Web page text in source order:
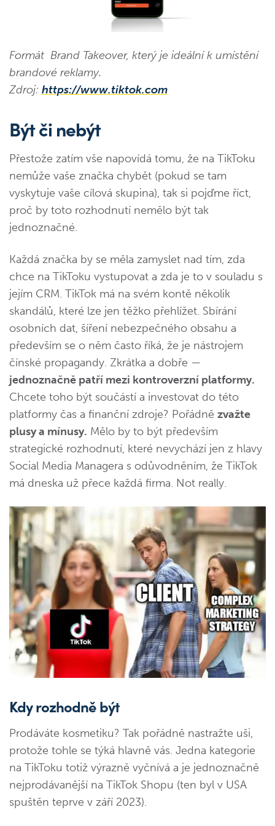
Formát Brand Takeover, který je ideální k umístění
brandové reklamy.
Zdroj: https://www.tiktok.com
Být či nebýt
Přestože zatím vše napovídá tomu, že na TikToku
nemůže vaše značka chybět (pokud se tam
vyskytuje vaše cílová skupina), tak si pojďme říct,
proč by toto rozhodnutí nemělo být tak
jednoznačné.
Každá značka by se měla zamyslet nad tím, zda
chce na TikToku vystupovat a zda je to v souladu s
jejím CRM. TikTok má na svém kontě několik
skandálů, které lze jen těžko přehlížet. Sbírání
osobních dat, šíření nebezpečného obsahu a
především se o něm často říká, že je nástrojem
čínské propagandy. Zkrátka a dobře —
jednoznačně patří mezi kontroverzní platformy.
Chcete toho být součástí a investovat do této
platformy čas a finanční zdroje? Pořádně zvažte
plusy a mínusy. Mělo by to být především
strategické rozhodnutí, které nevychází jen z hlavy
Social Media Managera s odůvodněním, že TikTok
má dneska už přece každá firma. Not really.
Kdy rozhodně být
Prodáváte kosmetiku? Tak pořádně nastražte uši,
protože tohle se týká hlavně vás. Jedna kategorie
na TikToku totiž výrazně vyčnívá a je jednoznačně
nejprodávanější na TikTok Shopu (ten byl v USA
spuštěn teprve v září 2023).